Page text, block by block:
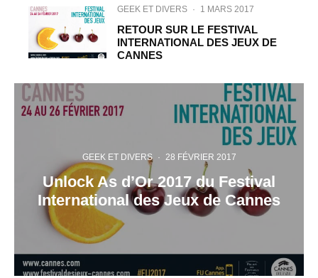
GEEK ET DIVERS · 1 MARS 2017
RETOUR SUR LE FESTIVAL
INTERNATIONAL DES JEUX DE
CANNES
GEEK ET DIVERS · 28 FÉVRIER 2017
Unlock As d’Or 2017 du Festival
International des Jeux de Cannes